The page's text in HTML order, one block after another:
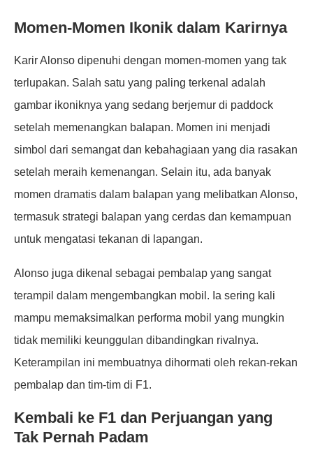
Momen-Momen Ikonik dalam Karirnya
Karir Alonso dipenuhi dengan momen-momen yang tak
terlupakan. Salah satu yang paling terkenal adalah
gambar ikoniknya yang sedang berjemur di paddock
setelah memenangkan balapan. Momen ini menjadi
simbol dari semangat dan kebahagiaan yang dia rasakan
setelah meraih kemenangan. Selain itu, ada banyak
momen dramatis dalam balapan yang melibatkan Alonso,
termasuk strategi balapan yang cerdas dan kemampuan
untuk mengatasi tekanan di lapangan.
Alonso juga dikenal sebagai pembalap yang sangat
terampil dalam mengembangkan mobil. Ia sering kali
mampu memaksimalkan performa mobil yang mungkin
tidak memiliki keunggulan dibandingkan rivalnya.
Keterampilan ini membuatnya dihormati oleh rekan-rekan
pembalap dan tim-tim di F1.
Kembali ke F1 dan Perjuangan yang
Tak Pernah Padam